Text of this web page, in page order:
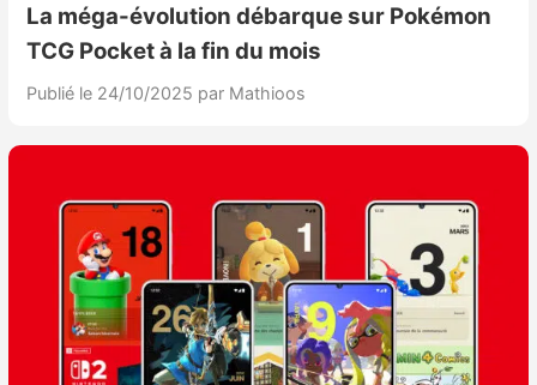
La méga-évolution débarque sur Pokémon
TCG Pocket à la fin du mois
Publié le 24/10/2025 par Mathioos